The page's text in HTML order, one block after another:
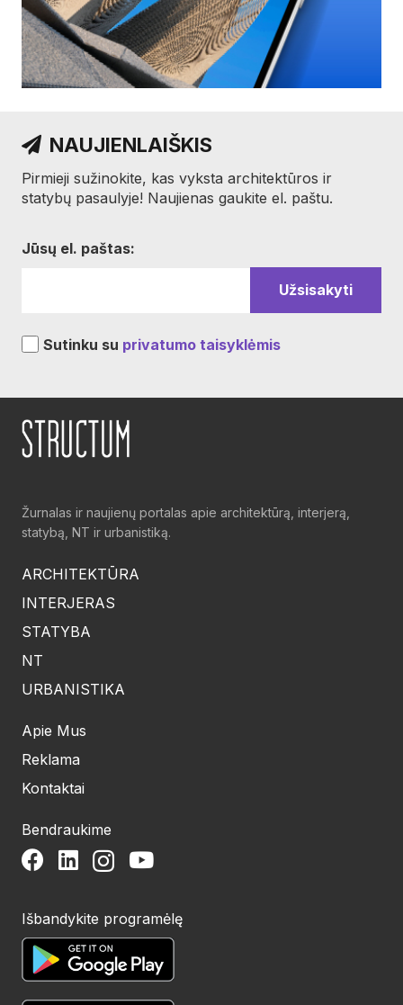
NAUJIENLAIŠKIS
Pirmieji sužinokite, kas vyksta architektūros ir
statybų pasaulyje! Naujienas gaukite el. paštu.
Jūsų el. paštas:
Sutinku su privatumo taisyklėmis
Žurnalas ir naujienų portalas apie architektūrą, interjerą,
statybą, NT ir urbanistiką.
ARCHITEKTŪRA
INTERJERAS
STATYBA
NT
URBANISTIKA
Apie Mus
Reklama
Kontaktai
Bendraukime
Išbandykite programėlę